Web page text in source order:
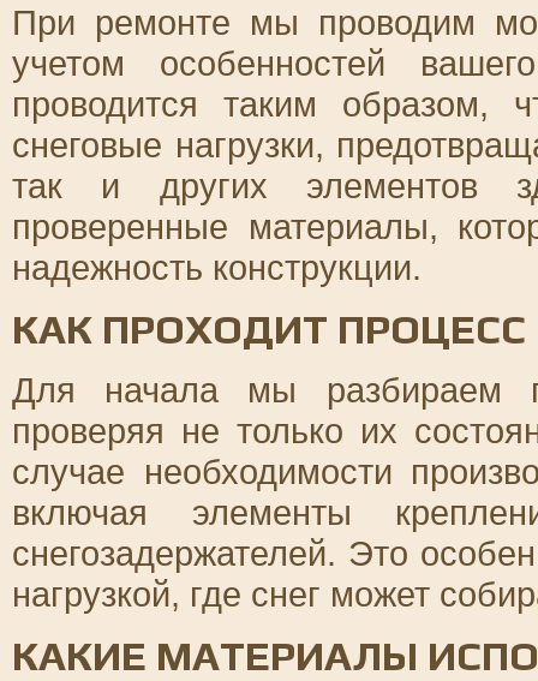
При ремонте мы проводим
учетом особенностей
проводится таким образом,
снеговые нагрузки,
так и других элементов
проверенные материалы,
надежность конструкции.
КАК ПРОХОДИТ
Для начала мы разбираем
проверяя не только их
случае необходимости
включая элементы
снегозадержателей. Это
нагрузкой, где снег может
КАКИЕ МАТЕРИАЛЫ